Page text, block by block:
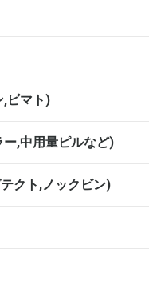
,ビマト)
,中用量ピルなど)
クト,ノックビン)